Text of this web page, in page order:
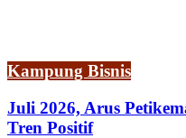
Kampung Bisnis
Juli 2026, Arus
Tren Positif